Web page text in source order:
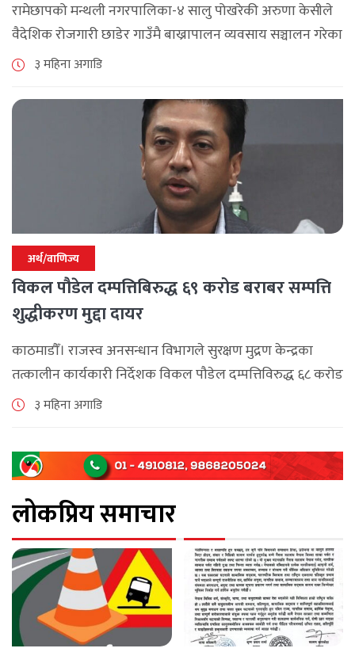
रामेछापको मन्थली नगरपालिका-४ सालु पोखरेकी अरुणा केसीले
वैदेशिक रोजगारी छाडेर गाउँमै बाख्रापालन व्यवसाय सञ्चालन गरेका
छन् । चार वर्ष बेलायत र ११ वर्ष दुबई र कतारमा रोजगारीमा गरेकी
३ महिना अगाडि
अर्थ/वाणिज्य
विकल पौडेल दम्पत्तिबिरुद्ध ६९ करोड बराबर सम्पत्ति
शुद्धीकरण मुद्दा दायर
काठमाडौँ। राजस्व अनसन्धान विभागले सुरक्षण मुद्रण केन्द्रका
तत्कालीन कार्यकारी निर्देशक विकल पौडेल दम्पत्तिविरुद्ध ६८ करोड
९४ लाख ६५ हजार रुपैयाँ बराबर बिगो दाबी गर्दै सम्पत्ति शुद्धीकरण
३ महिना अगाडि
लोकप्रिय समाचार